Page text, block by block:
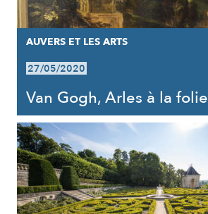
AUVERS ET LES ARTS
27/05/2020
Van Gogh, Arles à la folie